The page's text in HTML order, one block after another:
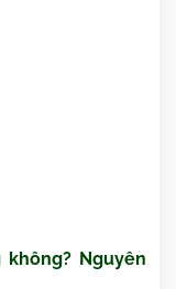
Nguyên